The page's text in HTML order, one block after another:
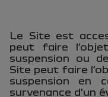
Le Site est
peut faire
suspension ou
Site peut faire
suspension en
survenance d'un